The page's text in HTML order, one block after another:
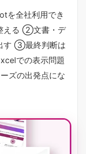
を全社利用でき
える ②文書・デ
す ③最終判断は
での表示問題
ズの出発点にな